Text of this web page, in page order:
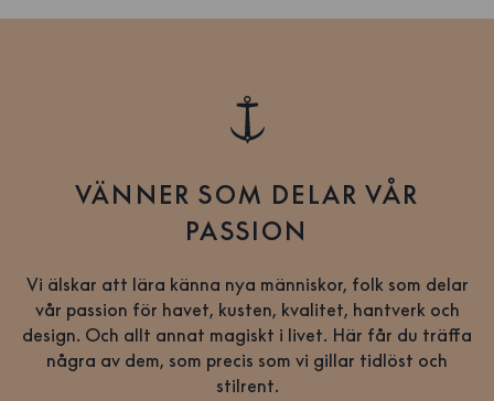
VÄNNER SOM DELAR VÅR
PASSION
Vi älskar att lära känna nya människor, folk som delar
vår passion för havet, kusten, kvalitet, hantverk och
design. Och allt annat magiskt i livet. Här får du träffa
några av dem, som precis som vi gillar tidlöst och
stilrent.